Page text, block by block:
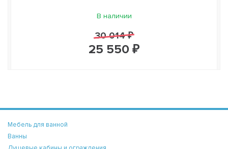
В наличии
30 014 ₽
25 550 ₽
Мебель для ванной
Ванны